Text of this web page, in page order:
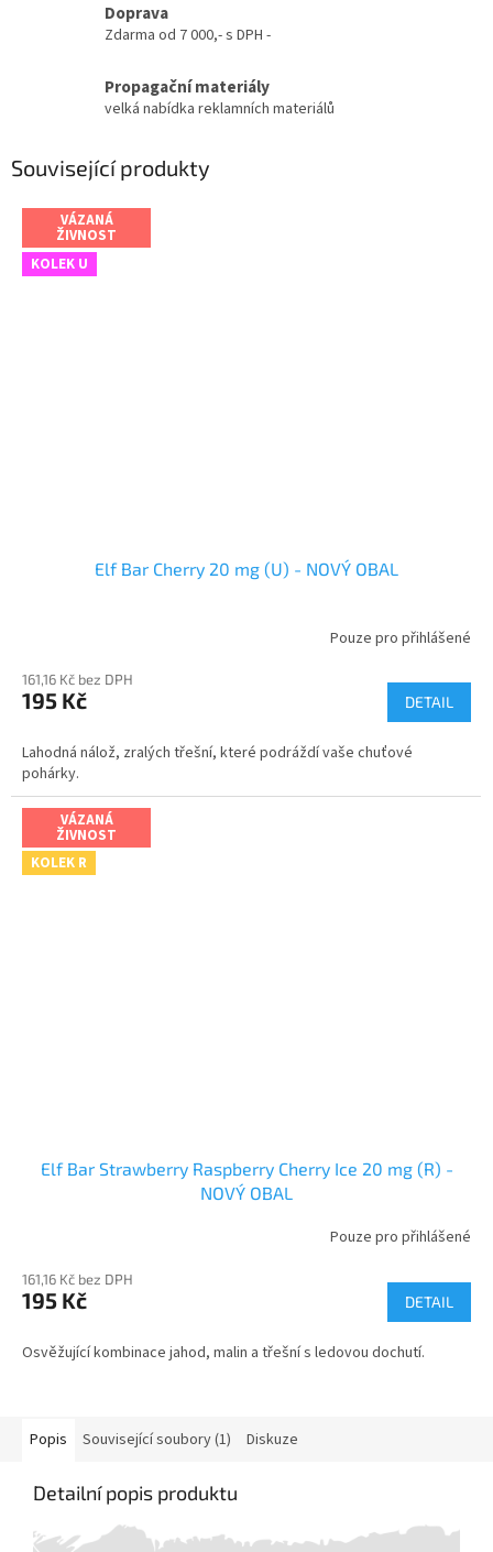
Doprava
Zdarma od 7 000,- s DPH -
Propagační materiály
velká nabídka reklamních materiálů
Související produkty
VÁZANÁ
ŽIVNOST
KOLEK U
Elf Bar Cherry 20 mg (U) - NOVÝ OBAL
Pouze pro přihlášené
161,16 Kč bez DPH
195 Kč DETAIL
Lahodná nálož, zralých třešní, které podráždí vaše chuťové
pohárky.
VÁZANÁ
ŽIVNOST
KOLEK R
Elf Bar Strawberry Raspberry Cherry Ice 20 mg (R) -
NOVÝ OBAL
Pouze pro přihlášené
161,16 Kč bez DPH
195 Kč DETAIL
Osvěžující kombinace jahod, malin a třešní s ledovou dochutí.
Popis Související soubory (1) Diskuze
Detailní popis produktu